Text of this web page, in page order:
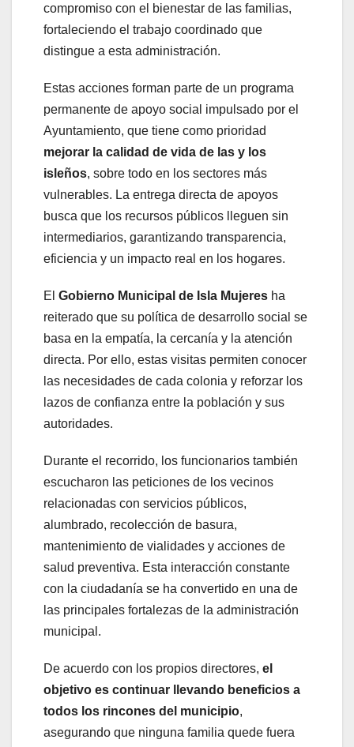
compromiso con el bienestar de las familias,
fortaleciendo el trabajo coordinado que
distingue a esta administración.
Estas acciones forman parte de un programa
permanente de apoyo social impulsado por el
Ayuntamiento, que tiene como prioridad
mejorar la calidad de vida de las y los
isleños, sobre todo en los sectores más
vulnerables. La entrega directa de apoyos
busca que los recursos públicos lleguen sin
intermediarios, garantizando transparencia,
eficiencia y un impacto real en los hogares.
El Gobierno Municipal de Isla Mujeres ha
reiterado que su política de desarrollo social se
basa en la empatía, la cercanía y la atención
directa. Por ello, estas visitas permiten conocer
las necesidades de cada colonia y reforzar los
lazos de confianza entre la población y sus
autoridades.
Durante el recorrido, los funcionarios también
escucharon las peticiones de los vecinos
relacionadas con servicios públicos,
alumbrado, recolección de basura,
mantenimiento de vialidades y acciones de
salud preventiva. Esta interacción constante
con la ciudadanía se ha convertido en una de
las principales fortalezas de la administración
municipal.
De acuerdo con los propios directores, el
objetivo es continuar llevando beneficios a
todos los rincones del municipio,
asegurando que ninguna familia quede fuera